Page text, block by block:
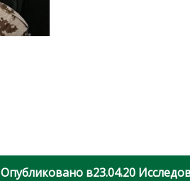
Опубликовано в23.04.20